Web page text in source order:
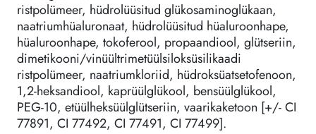
ristpolümeer, hüdrolüüsitud glükosaminoglükaan,
naatriumhüaluronaat, hüdrolüüsitud hüaluroonhape,
hüaluroonhape, tokoferool, propaandiool, glütseriin,
dimetikooni/vinüültrimetüülsiloksüsilikaadi
ristpolümeer, naatriumkloriid, hüdroksüatsetofenoon,
1,2-heksandiool, kaprüülglükool, bensüülglükool,
PEG-10, etüülheksüülglütseriin, vaarikaketoon [+/- CI
77891, CI 77492, CI 77491, CI 77499].